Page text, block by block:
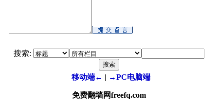
搜索:
移动端← | →PC电脑端
免费翻墙网freefq.com